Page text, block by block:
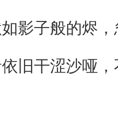
子般的烬，
干涩沙哑，